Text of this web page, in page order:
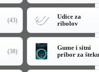
(43)
Udice za
ribolov
(38)
Gume i sitni
pribor za šteku